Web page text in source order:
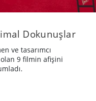
Dokunuşlar
ve tasarımcı
olan 9 filmin afişini